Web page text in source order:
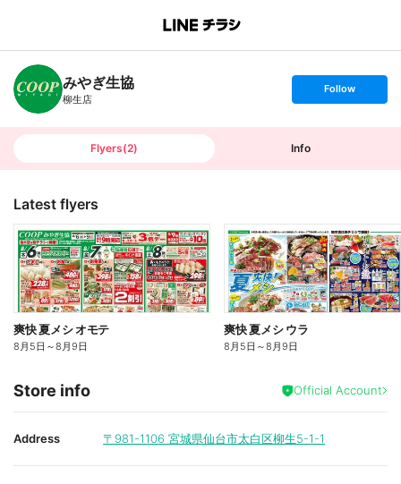
B
n
c
h
T
みやぎ生協
柳生店
s
t
o
Follow
Flyers(2) Info
Latest flyers
爽快 夏メシ オモテ
8月5日 ～8月9日
爽快 夏メシ ウラ
8月5日 ～8月9日
Store info Official Account
Address 〒981-1106 宮城県仙台市太白区柳生5-1-1